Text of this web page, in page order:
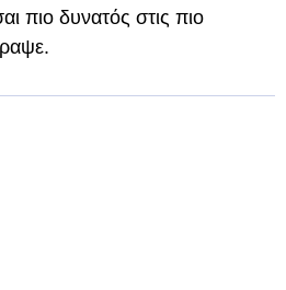
πιο δυνατός στις πιο